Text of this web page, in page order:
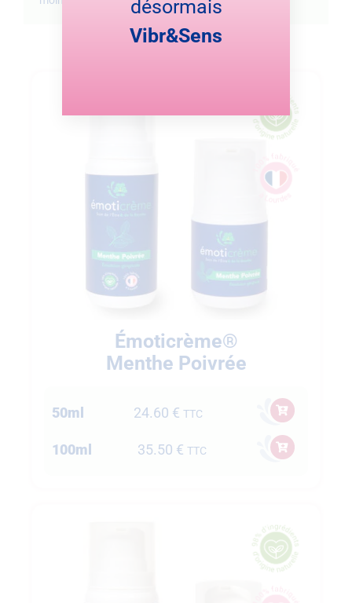
Émoticrème®
Menthe Poivrée
50ml 24.60 € TTC
100ml 35.50 € TTC
désormais
Vibr&Sens